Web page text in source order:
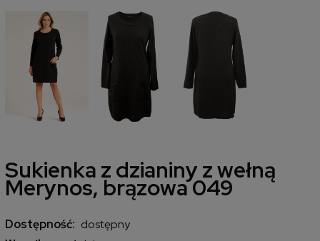
Sukienka z dzianiny z wełną
Merynos, brązowa 049
Dostępność: dostępny